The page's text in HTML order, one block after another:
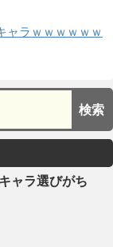
ャラｗｗｗｗｗｗ
ャラ選びがち